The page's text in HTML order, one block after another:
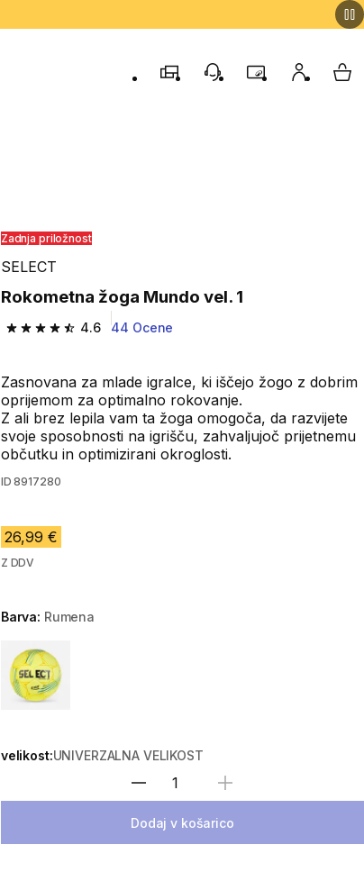
TrgovinePodporo strankam
ProgramMoj račun
Zadnja priložnost
SELECT
Rokometna žoga Mundo vel. 1
4.6
4.6 od 5 zvezdic from 44 ocene
44 Ocene
Zasnovana za mlade igralce, ki iščejo žogo z dobrim
oprijemom za optimalno rokovanje.
Z ali brez lepila vam ta žoga omogoča, da razvijete
svoje sposobnosti na igrišču, zahvaljujoč prijetnemu
občutku in optimizirani okroglosti.
ID 8917280
26,99 €
Z DDV
Barva: Rumena
Choose a variant
velikost:UNIVERZALNA VELIKOST
Izberite količino
Dodaj v košarico